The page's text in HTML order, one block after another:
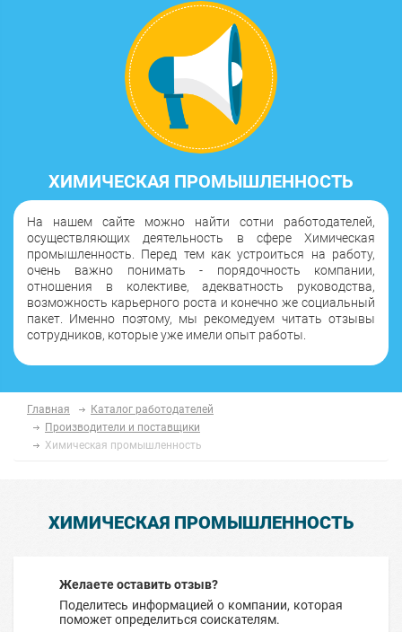
ХИМИЧЕСКАЯ ПРОМЫШЛЕННОСТЬ
На нашем сайте можно найти сотни работодателей,
осуществляющих деятельность в сфере Химическая
промышленность. Перед тем как устроиться на работу,
очень важно понимать - порядочность компании,
отношения в колективе, адекватность руководства,
возможность карьерного роста и конечно же социальный
пакет. Именно поэтому, мы рекомедуем читать отзывы
сотрудников, которые уже имели опыт работы.
Главная
Каталог работодателей
Производители и поставщики
Химическая промышленность
ХИМИЧЕСКАЯ ПРОМЫШЛЕННОСТЬ
Желаете оставить отзыв?
Поделитесь информацией о компании, которая
поможет определиться соискателям.